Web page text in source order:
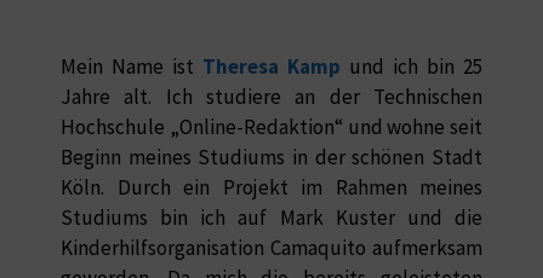
Mein Name ist Theresa Kamp und ich bin 25
Jahre alt. Ich studiere an der Technischen
Hochschule „Online-Redaktion“ und wohne seit
Beginn meines Studiums in der schönen Stadt
Köln. Durch ein Projekt im Rahmen meines
Studiums bin ich auf Mark Kuster und die
Kinderhilfsorganisation Camaquito aufmerksam